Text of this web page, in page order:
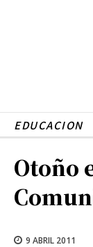
EDUCACION
Otoño
9 ABRIL 2011